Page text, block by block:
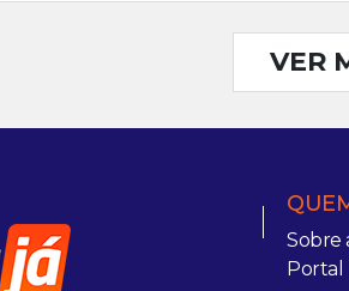
VER
Sobre
Portal